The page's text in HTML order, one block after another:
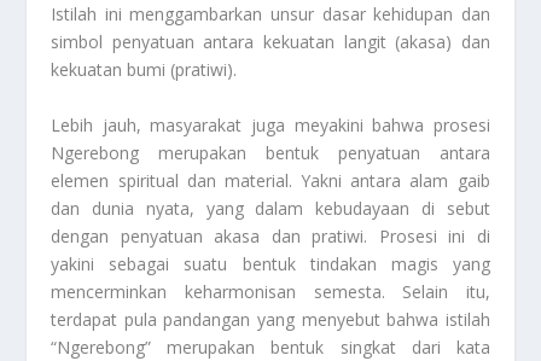
Istilah ini menggambarkan unsur dasar kehidupan dan
simbol penyatuan antara kekuatan langit (akasa) dan
kekuatan bumi (pratiwi).
Lebih jauh, masyarakat juga meyakini bahwa prosesi
Ngerebong merupakan bentuk penyatuan antara
elemen spiritual dan material. Yakni antara alam gaib
dan dunia nyata, yang dalam kebudayaan di sebut
dengan penyatuan akasa dan pratiwi. Prosesi ini di
yakini sebagai suatu bentuk tindakan magis yang
mencerminkan keharmonisan semesta. Selain itu,
terdapat pula pandangan yang menyebut bahwa istilah
“Ngerebong” merupakan bentuk singkat dari kata